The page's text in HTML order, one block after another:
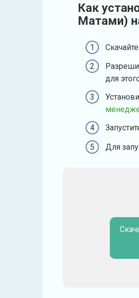
Как
Матами)
для
Для